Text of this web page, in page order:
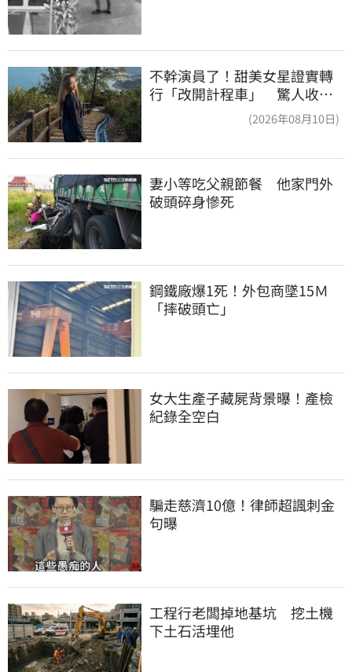
不幹演員了！甜美女星證實轉
行「改開計程車」 驚人收入
(2026年08月10日)
妻小等吃父親節餐　他家門外
破頭碎身慘死
鋼鐵廠爆1死！外包商墜15Ｍ
「摔破頭亡」
女大生產子藏屍背景曝！產檢
紀錄全空白
騙走慈濟10億！律師超諷刺金
句曝
工程行老闆掉地基坑　挖土機
下土石活埋他